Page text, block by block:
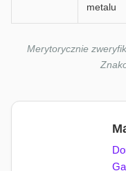
metalu
Merytorycznie